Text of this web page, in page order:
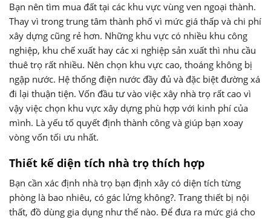
Bạn nên tìm mua đất tại các khu vực vùng ven ngoại thành.
Thay vì trong trung tâm thành phố vì mức giá thấp và chi phí
xây dựng cũng rẻ hơn. Những khu vực có nhiều khu công
nghiệp, khu chế xuất hay các xi nghiệp sản xuất thì nhu cầu
thuê trọ rất nhiều. Nên chọn khu vực cao, thoáng không bị
ngập nước. Hệ thống điện nước đầy đủ và đặc biệt đường xá
đi lại thuận tiện. Vốn đầu tư vào việc xây nhà trọ rất cao vì
vậy việc chọn khu vực xây dựng phù hợp với kinh phí của
mình. Là yếu tố quyết định thành công và giúp bạn xoay
vòng vốn tối ưu nhất.
Thiết kế diện tích nhà trọ thích hợp
Bạn cần xác định nhà trọ bạn định xây có diện tích từng
phòng là bao nhiêu, có gác lửng không?. Trang thiết bị nội
thất, đồ dùng gia dụng như thế nào. Để đưa ra mức giá cho